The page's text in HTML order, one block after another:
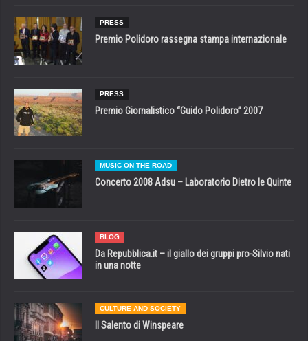
PRESS
Premio Polidoro rassegna stampa internazionale
PRESS
Premio Giornalistico “Guido Polidoro” 2007
MUSIC ON THE ROAD
Concerto 2008 Adsu – Laboratorio Dietro le Quinte
BLOG
Da Repubblica.it – il giallo dei gruppi pro-Silvio nati
in una notte
CULTURE AND SOCIETY
Il Salento di Winspeare